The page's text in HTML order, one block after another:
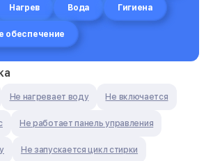
Нагрев Вода Гигиена
обеспечение
Не нагревает воду Не включается
Не работает панель управления
Не запускается цикл стирки